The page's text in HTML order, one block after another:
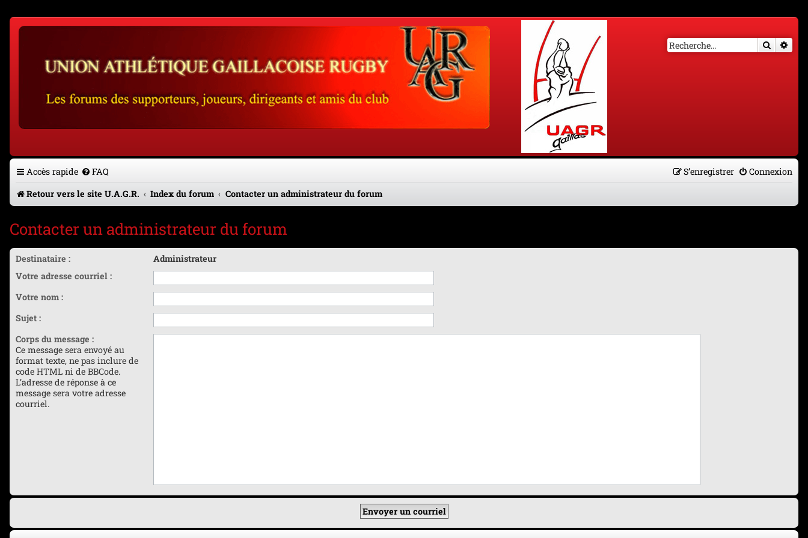
Accès rapide FAQ Connexion
S’enregistrer
Retour vers le site U.A.G.R.
Index du forum Contacter un administrateur du forum
Contacter un administrateur du forum
Destinataire :
Administrateur
Votre adresse courriel :
Votre nom :
Sujet :
Corps du message :
Ce message sera envoyé au
format texte, ne pas inclure de
code HTML ni de BBCode.
L’adresse de réponse à ce
message sera votre adresse
courriel.